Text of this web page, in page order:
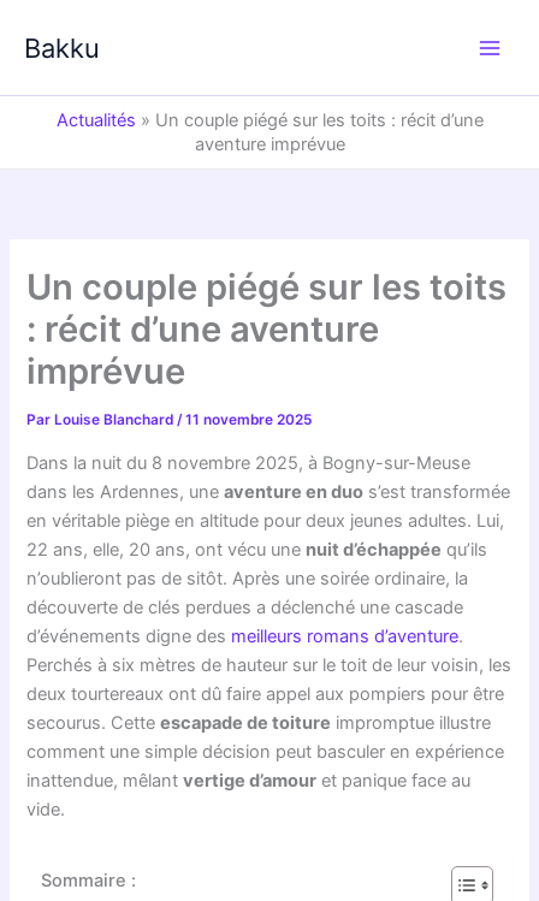
Bakku
Actualités » Un couple piégé sur les toits : récit d’une
aventure imprévue
Un couple piégé sur les toits
: récit d’une aventure
imprévue
Par Louise Blanchard/11 novembre 2025
Dans la nuit du 8 novembre 2025, à Bogny-sur-Meuse
dans les Ardennes, uneaventure en duo s’est transformée
en véritable piège en altitude pour deux jeunes adultes. Lui,
22 ans, elle, 20 ans, ont vécu une nuit d’échappée qu’ils
n’oublieront pas de sitôt. Après une soirée ordinaire, la
découverte de clés perdues a déclenché une cascade
d’événements digne des meilleurs romans d’aventure.
Perchés à six mètres de hauteur sur le toit de leur voisin, les
deux tourtereaux ont dû faire appel aux pompiers pour être
secourus. Cetteescapade de toiture impromptue illustre
comment une simple décision peut basculer en expérience
inattendue, mêlantvertige d’amour et panique face au
vide.
Sommaire :